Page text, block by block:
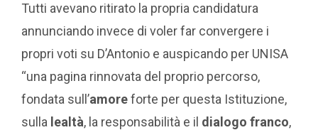
Tutti avevano ritirato la propria candidatura
annunciando invece di voler far convergere i
propri voti su D’Antonio e auspicando per UNISA
“una pagina rinnovata del proprio percorso,
fondata sull’amoreforte per questa Istituzione,
sulla lealtà, la responsabilità e il dialogo franco,